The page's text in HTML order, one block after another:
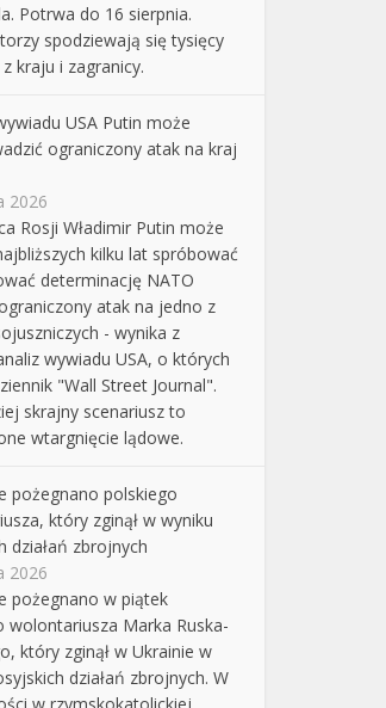
Potrwa do 16 sierpnia.
spodziewają się tysięcy
kraju i zagranicy.
USA Putin może
ograniczony atak na kraj
2026
Rosji Władimir Putin może
kilku lat spróbować
determinację NATO
atak na jedno z
- wynika z
wywiadu USA, o których
"Wall Street Journal".
skrajny scenariusz to
wtargnięcie lądowe.
pożegnano polskiego
który zginął w wyniku
działań zbrojnych
2026
pożegnano w piątek
wolontariusza Marka Ruska-
który zginął w Ukrainie w
działań zbrojnych. W